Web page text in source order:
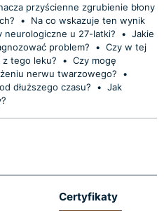
przyścienne zgrubienie błony
•
Na co wskazuje ten wynik
neurologiczne u 27-latki? • Jakie
problem?
• Czy w tej
z tego leku?
• Czy mogę
nerwu twarzowego?
•
dłuższego czasu?
• Jak
Certyfikaty